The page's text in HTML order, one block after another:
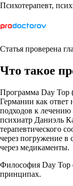
Психотерапевт,
Статья проверена
Что такое
Программа Day Top
Германии как ответ
подходов к лечению
психиатр Даниэль
терапевтического
через погружение в
через медикаменты.
Философия Day Top
принципах.